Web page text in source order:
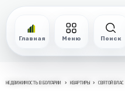
Главная Меню Поиск
НЕДВИЖИМОСТЬ В БОЛГАРИИ КВАРТИРЫ СВЯТОЙ ВЛАС